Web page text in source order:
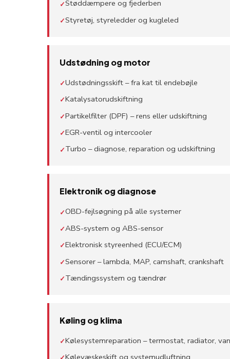
✓Støddæmpere og fjederben
✓Styretøj, styreledder og kugleled
Udstødning og motor
✓Udstødningsskift – fra kat til endebøjle
✓Katalysatorudskiftning
✓Partikelfilter (DPF) – rens eller udskiftning
✓EGR-ventil og intercooler
✓Turbo – diagnose, reparation og udskiftning
Elektronik og diagnose
✓OBD-fejlsøgning på alle systemer
✓ABS-system og ABS-sensor
✓Elektronisk styreenhed (ECU/ECM)
✓Sensorer – lambda, MAP, camshaft, crankshaft
✓Tændingssystem og tændrør
Køling og klima
✓Kølesystemreparation – termostat, radiator,